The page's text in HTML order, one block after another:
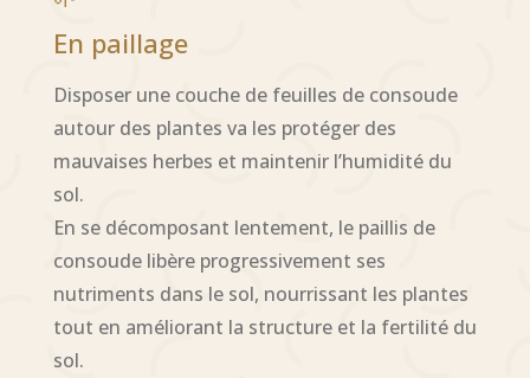
En paillage
Disposer une couche de feuilles de consoude
autour des plantes va les protéger des
mauvaises herbes et maintenir l’humidité du
sol.
En se décomposant lentement, le paillis de
consoude libère progressivement ses
nutriments dans le sol, nourrissant les plantes
tout en améliorant la structure et la fertilité du
sol.